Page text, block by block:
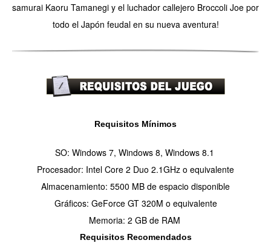
samurai Kaoru Tamanegi y el luchador callejero Broccoli Joe por
todo el Japón feudal en su nueva aventura!
Requisitos Mínimos
SO: Windows 7, Windows 8, Windows 8.1
Procesador: Intel Core 2 Duo 2.1GHz o equivalente
Almacenamiento: 5500 MB de espacio disponible
Gráficos: GeForce GT 320M o equivalente
Memoria: 2 GB de RAM
Requisitos Recomendados